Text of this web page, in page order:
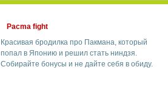
Pacma fight
Красивая бродилка про Пакмана, который
попал в Японию и решил стать ниндзя.
Собирайте бонусы и не дайте себя в обиду.